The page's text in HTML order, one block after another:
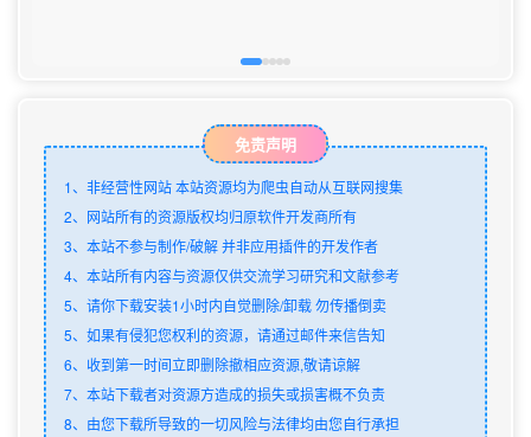
免责声明
1、非经营性网站 本站资源均为爬虫自动从互联网搜集
2、网站所有的资源版权均归原软件开发商所有
3、本站不参与制作/破解 并非应用插件的开发作者
4、本站所有内容与资源仅供交流学习研究和文献参考
5、请你下载安装1小时内自觉删除/卸载 勿传播倒卖
5、如果有侵犯您权利的资源，请通过邮件来信告知
6、收到第一时间立即删除撤相应资源,敬请谅解
7、本站下载者对资源方造成的损失或损害概不负责
8、由您下载所导致的一切风险与法律均由您自行承担